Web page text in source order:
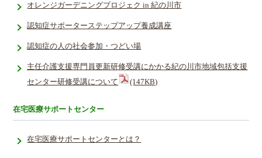
オレンジガーデニングプロジェク in 紀の川市
認知症サポーターステップアップ養成講座
認知症の人の社会参加・つどい場
主任介護支援専門員更新研修受講にかかる紀の川市地域包括支援
センター研修受講について
(147KB)
在宅医療サポートセンター
在宅医療サポートセンターとは？